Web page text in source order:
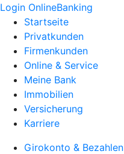
Login OnlineBanking
Startseite
Privatkunden
Firmenkunden
Online & Service
Meine Bank
Immobilien
Versicherung
Karriere
Girokonto & Bezahlen